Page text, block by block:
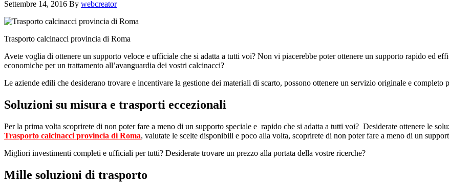
Settembre 14, 2016 By webcreator
Trasporto calcinacci provincia di Roma
Avete voglia di ottenere un supporto veloce e ufficiale che si adatta a tutti voi? Non vi piacerebbe poter ottenere un supporto rapido ed
economiche per un trattamento all’avanguardia dei vostri calcinacci?
Le aziende edili che desiderano trovare e incentivare la gestione dei materiali di scarto, possono ottenere un servizio originale e completo
Soluzioni su misura e trasporti eccezionali
Per la prima volta scoprirete di non poter fare a meno di un supporto speciale e rapido che si adatta a tutti voi? Desiderate ottenere le
Trasporto calcinacci provincia di Roma, valutate le scelte disponibili e poco alla volta, scoprirete di non poter fare a meno di un
Migliori investimenti completi e ufficiali per tutti? Desiderate trovare un prezzo alla portata della vostre ricerche?
Mille soluzioni di trasporto